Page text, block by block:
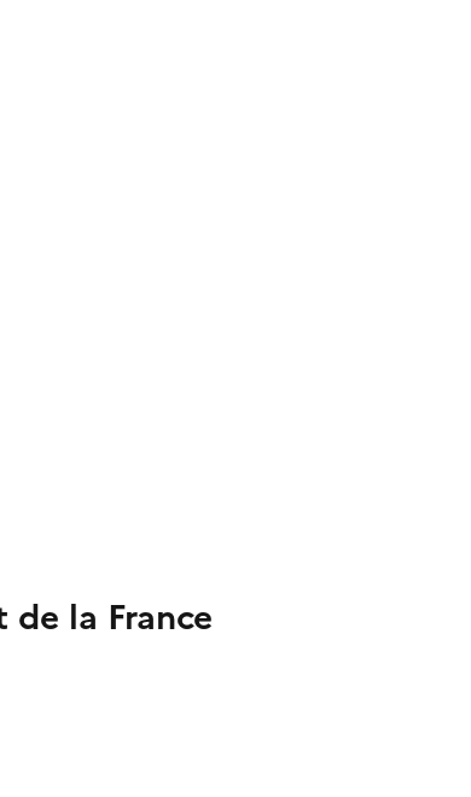
la France